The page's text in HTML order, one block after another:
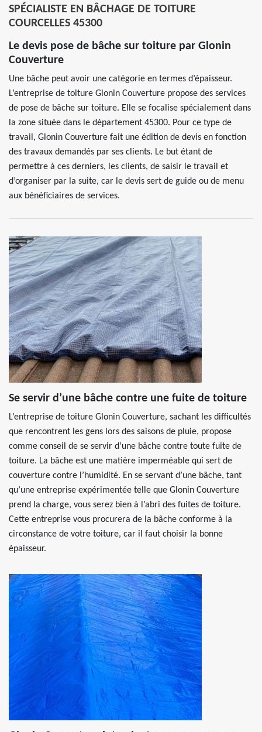
SPÉCIALISTE EN BÂCHAGE DE TOITURE
COURCELLES 45300
Le devis pose de bâche sur toiture par Glonin
Couverture
Une bâche peut avoir une catégorie en termes d’épaisseur.
L’entreprise de toiture Glonin Couverture propose des services
de pose de bâche sur toiture. Elle se focalise spécialement dans
la zone située dans le département 45300. Pour ce type de
travail, Glonin Couverture fait une édition de devis en fonction
des travaux demandés par ses clients. Le but étant de
permettre à ces derniers, les clients, de saisir le travail et
d’organiser par la suite, car le devis sert de guide ou de menu
aux bénéficiaires de services.
Se servir d’une bâche contre une fuite de toiture
L’entreprise de toiture Glonin Couverture, sachant les difficultés
que rencontrent les gens lors des saisons de pluie, propose
comme conseil de se servir d’une bâche contre toute fuite de
toiture. La bâche est une matière imperméable qui sert de
couverture contre l’humidité. En se servant d’une bâche, tant
qu’une entreprise expérimentée telle que Glonin Couverture
prend la charge, vous serez bien à l’abri des fuites de toiture.
Cette entreprise vous procurera de la bâche conforme à la
circonstance de votre toiture, car il faut choisir la bonne
épaisseur.